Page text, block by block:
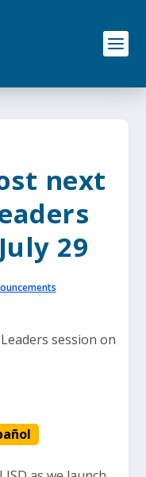
next
29